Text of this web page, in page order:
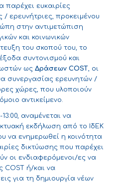
παρέχει ευκαιρίες
/ ερευνήτριες, προκειμένου
στην αντιμετώπιση
και κοινωνικών
του σκοπού του, το
συντονισμού και
ως Δράσεων COST, οι
συνεργασίας ερευνητών /
χώρες, που υλοποιούν
αντικείμενο.
13:00, αναμένεται να
εκδήλωση από το ΙδΕΚ
να ενημερωθεί η κοινότητα
δικτύωσης που παρέχει
οι ενδιαφερόμενοι/ες να
COST ή/και να
για τη δημιουργία νέων